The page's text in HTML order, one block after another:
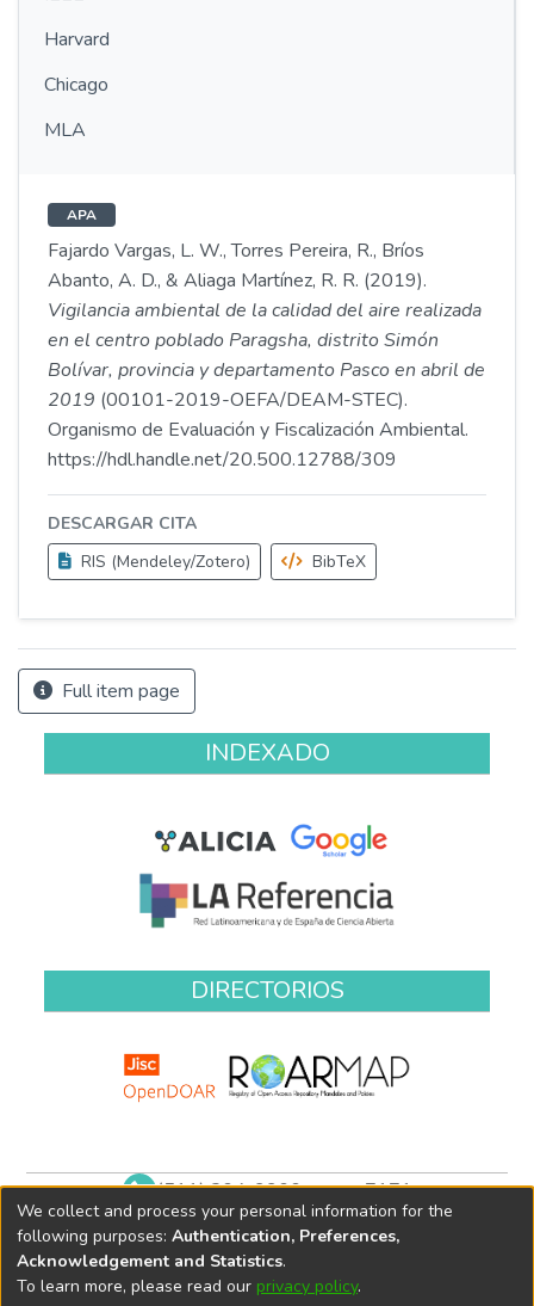
Harvard
Chicago
MLA
APA
Fajardo Vargas, L. W., Torres Pereira, R., Bríos
Abanto, A. D., & Aliaga Martínez, R. R. (2019).
Vigilancia ambiental de la calidad del aire realizada
en el centro poblado Paragsha, distrito Simón
Bolívar, provincia y departamento Pasco en abril de
2019 (00101-2019-OEFA/DEAM-STEC).
Organismo de Evaluación y Fiscalización Ambiental.
https://hdl.handle.net/20.500.12788/309
DESCARGAR CITA
RIS (Mendeley/Zotero)
BibTeX
Full item page
INDEXADO
DIRECTORIOS
(511) 204-9900 anexo 7171
biblioteca@oefa.gob.pe
We collect and process your personal information for the
following purposes: Authentication, Preferences,
Acknowledgement and Statistics.
To learn more, please read our privacy policy.